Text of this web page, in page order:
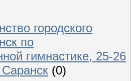
городского
по
гимнастике, 25-26
(0)